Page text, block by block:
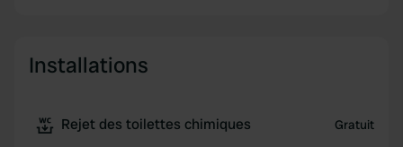
Installations
Rejet des toilettes chimiques Gratuit